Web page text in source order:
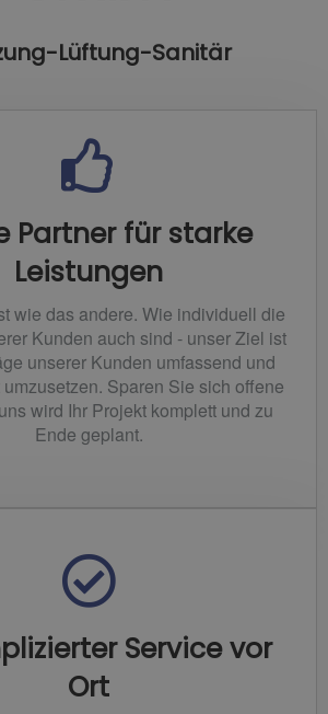
Lüftung-Sanitär
Partner für starke
Leistungen
wie das andere. Wie individuell die
Kunden auch sind - unser Ziel ist
unserer Kunden umfassend und
Sparen Sie sich offene
wird Ihr Projekt komplett und zu
Ende geplant.
Service vor
Ort